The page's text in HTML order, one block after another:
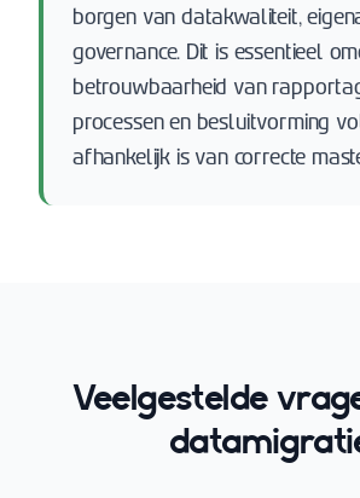
borgen van datakwaliteit,
governance. Dit is essentieel
betrouwbaarheid van
processen en besluitvorming
afhankelijk is van correcte
Veelgestelde